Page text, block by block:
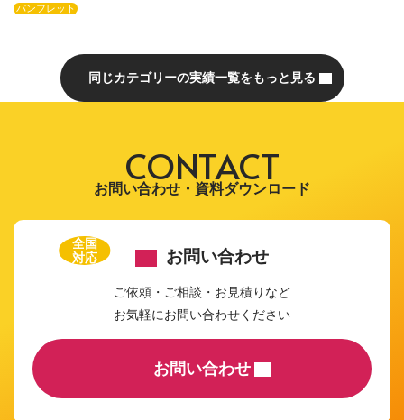
パンフレット
同じカテゴリーの実績一覧をもっと見る
CONTACT
お問い合わせ・資料ダウンロード
全国
対応
お問い合わせ
ご依頼・ご相談・お見積りなど
お気軽にお問い合わせください
お問い合わせ